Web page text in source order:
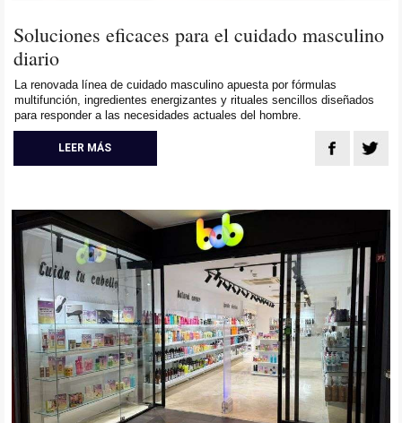
Soluciones eficaces para el cuidado masculino
diario
La renovada línea de cuidado masculino apuesta por fórmulas
multifunción, ingredientes energizantes y rituales sencillos diseñados
para responder a las necesidades actuales del hombre.
LEER MÁS